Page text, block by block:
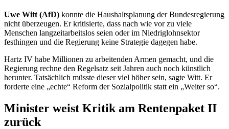
Uwe Witt (AfD) konnte die Haushaltsplanung der Bundesregierung
nicht überzeugen. Er kritisierte, dass nach wie vor zu viele
Menschen langzeitarbeitslos seien oder im Niedriglohnsektor
festhingen und die Regierung keine Strategie dagegen habe.
Hartz IV habe Millionen zu arbeitenden Armen gemacht, und die
Regierung rechne den Regelsatz seit Jahren auch noch künstlich
herunter. Tatsächlich müsste dieser viel höher sein, sagte Witt. Er
forderte eine „echte“ Reform der Sozialpolitik statt ein „Weiter so“.
Minister weist Kritik am Rentenpaket II
zurück